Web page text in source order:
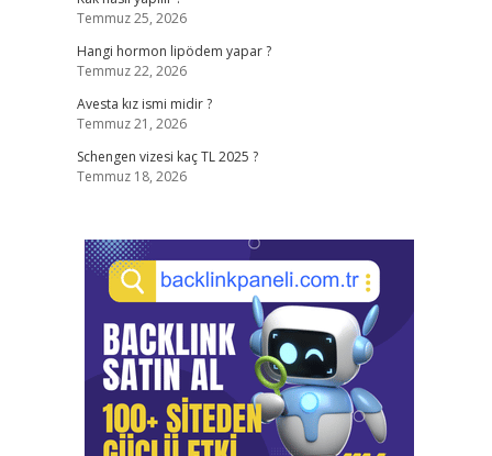
Temmuz 25, 2026
Hangi hormon lipödem yapar ?
Temmuz 22, 2026
Avesta kız ismi midir ?
Temmuz 21, 2026
Schengen vizesi kaç TL 2025 ?
Temmuz 18, 2026